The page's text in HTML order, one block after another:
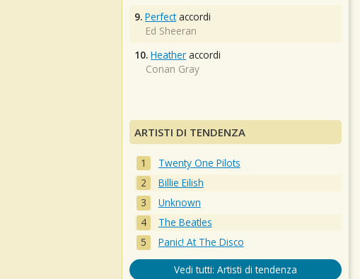
9. Perfectaccordi
Ed Sheeran
10. Heather accordi
Conan Gray
ARTISTI DI TENDENZA
Twenty One Pilots
Billie Eilish
Unknown
The Beatles
Panic! At The Disco
Vedi tutti: Artisti di tendenza